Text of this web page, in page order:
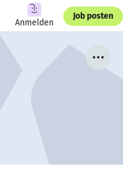
Anmelden
Job posten